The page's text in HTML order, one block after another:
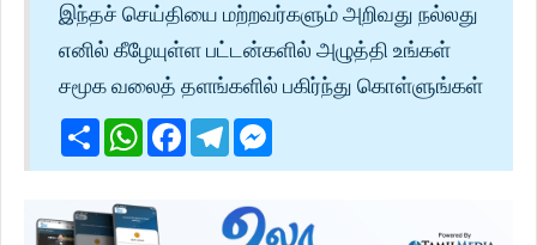
இந்தச் செய்தியை மற்றவர்களும் அறிவது நல்லது
எனில் கீழேயுள்ள பட்டன்களில் அழுத்தி உங்கள்
சமூக வலைத் தளங்களில் பகிர்ந்து கொள்ளுங்கள்
ShareWhatsApp
Facebook
Telegram